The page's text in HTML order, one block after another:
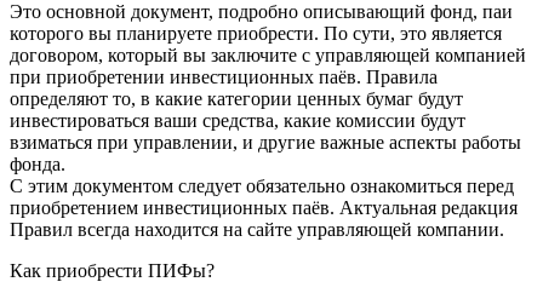
Это основной документ, подробно описывающий фонд, паи
которого вы планируете приобрести. По сути, это является
договором, который вы заключите с управляющей компанией
при приобретении инвестиционных паёв. Правила
определяют то, в какие категории ценных бумаг будут
инвестироваться ваши средства, какие комиссии будут
взиматься при управлении, и другие важные аспекты работы
фонда.
С этим документом следует обязательно ознакомиться перед
приобретением инвестиционных паёв. Актуальная редакция
Правил всегда находится на сайте управляющей компании.
Как приобрести ПИФы?